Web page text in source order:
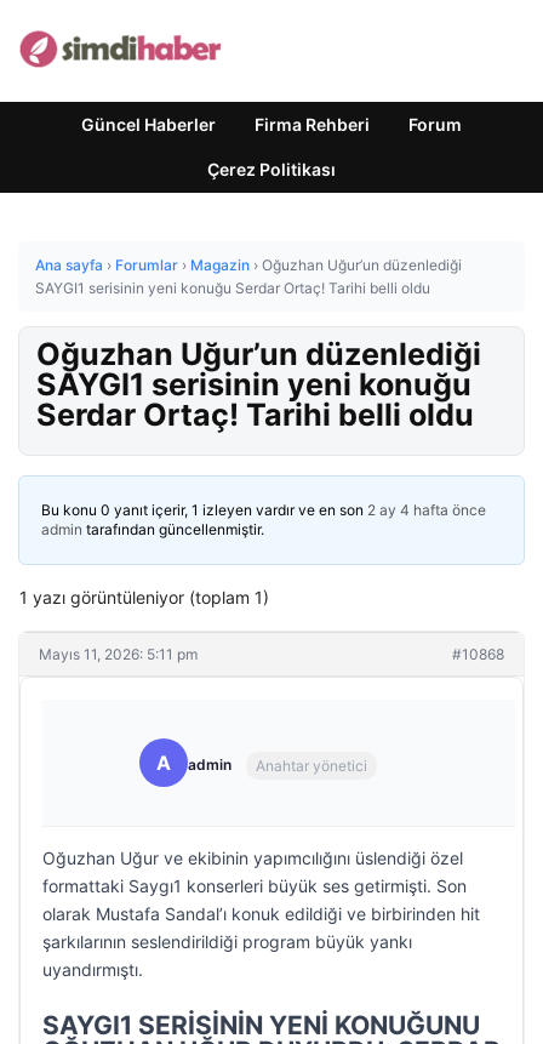
Güncel Haberler Firma Rehberi Forum
Çerez Politikası
Ana sayfa › Forumlar › Magazin › Oğuzhan Uğur’un düzenlediği
SAYGI1 serisinin yeni konuğu Serdar Ortaç! Tarihi belli oldu
Oğuzhan Uğur’un düzenlediği
SAYGI1 serisinin yeni konuğu
Serdar Ortaç! Tarihi belli oldu
Bu konu 0 yanıt içerir, 1 izleyen vardır ve en son 2 ay 4 hafta önce
admin tarafından güncellenmiştir.
1 yazı görüntüleniyor (toplam 1)
Mayıs 11, 2026: 5:11 pm #10868
A admin Anahtar yönetici
Oğuzhan Uğur ve ekibinin yapımcılığını üslendiği özel
formattaki Saygı1 konserleri büyük ses getirmişti. Son
olarak Mustafa Sandal’ı konuk edildiği ve birbirinden hit
şarkılarının seslendirildiği program büyük yankı
uyandırmıştı.
SAYGI1 SERİSİNİN YENİ KONUĞUNU